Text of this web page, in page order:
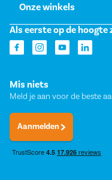
Onze winkels
Als eerste op de hoogte
Mis niets
Meld je aan voor de beste
Aanmelden